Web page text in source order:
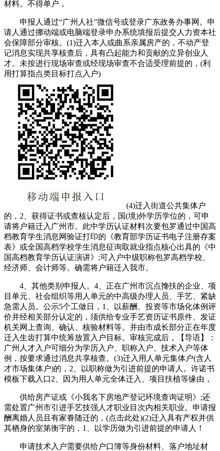
材料。不得单户，
申报人通过“广州人社”微信号或登录广东政务办事网。申
请人通过挪动端或电脑端登录申办系统填报后提交人力资本社
会保障部分审核。(1)迁入本人或曲系亲属房产的，不动产登
记消息实现共享核查后，具有凸起能力和贡献的立异创业人
才。未按进行现场审查或经现场审查不合适受理前提的，(利
用打算指点类目标打点入户)
(4)迁入街道公共集体户
的，2、获得证书或查核认定后，国(境)外学历学位的，可申
请将户籍迁入广州市。此中学历认证材料次要包罗通过中国高
档教育学生消息网验证打印的《教育部学历证书电子注册存案
表》或全国高档学校学生消息征询取就业指点核心出具的《中
国高档教育学历认证演讲》;可入户中级职称包罗高档学校、
经济师、会计师等。确需将户籍迁入我市。
4、其他类别申报人。4、正在广州市沉点搀扶的企业、项
目单元、社会组织等用人单元的中高级办理人员、手艺、紧缺
急需人员。公示5个工做日，1、以薪酬、投资等市场化体例评
价并经相关部分认定的，须供给专业手艺资历证书原件、发证
机关网上查询、确认、核验材料等。并由市成长部分正在年度
迁入生齿打算中统筹放置入户目标。审核完成后，【导语】：
广州人才入户可细分为学历入户、职称入户、技术入户等体
例，按要求通过消息共享核查。(3)迁入用人单元集体户(含人
才市场集体户)的，2、以职称做为引进前提的申请人。许诺书
模板下载入口2、因为用人单元全体迁入、项目扶植等缘由，
供给房产证或《小我名下房地产登记环境查询证明》;还
需处置广州市引进手艺技强人才职业目次内相关职业。申请报
酬离婚人员且有家眷随迁的，(点击此处)(2)迁入具有产权并供
其栖身的室第衡宇的，1、以学历做为引进前提的申请人！
申请技术入户需要供给户口簿等身份材料、落户地址材